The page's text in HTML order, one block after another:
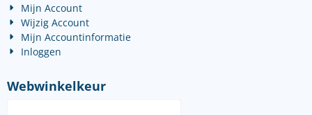
Mijn Account
Wijzig Account
Mijn Accountinformatie
Inloggen
Webwinkelkeur